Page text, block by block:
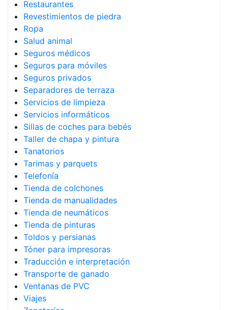
Restaurantes
Revestimientos de piedra
Ropa
Salud animal
Seguros médicos
Seguros para móviles
Seguros privados
Separadores de terraza
Servicios de limpieza
Servicios informáticos
Sillas de coches para bebés
Taller de chapa y pintura
Tanatorios
Tarimas y parquets
Telefonía
Tienda de colchones
Tienda de manualidades
Tienda de neumáticos
Tienda de pinturas
Toldos y persianas
Tóner para impresoras
Traducción e interpretación
Transporte de ganado
Ventanas de PVC
Viajes